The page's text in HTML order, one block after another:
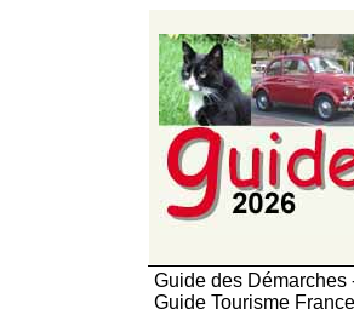
Guide des Démarches
Guide Tourisme